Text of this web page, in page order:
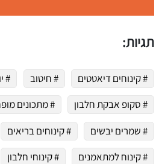
תגיות:
# קינוחים דיאטטים # חיטוב
#
# סקופ אבקת חלבון
# מתכונים
# שמרים יבשים
# קינוחים בריאים
# קינוח למתאמנים
# קינוחי חלבון